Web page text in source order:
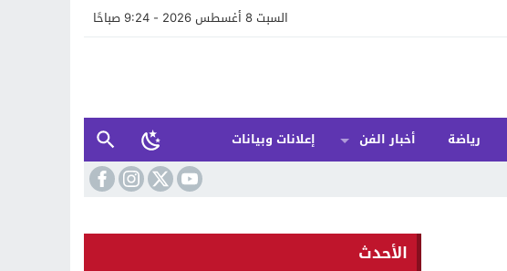
السبت 8 أغسطس 2026 - 9:24 صباحًا
رياضة أخبار الفن
إعلانات وبيانات
الأحدث